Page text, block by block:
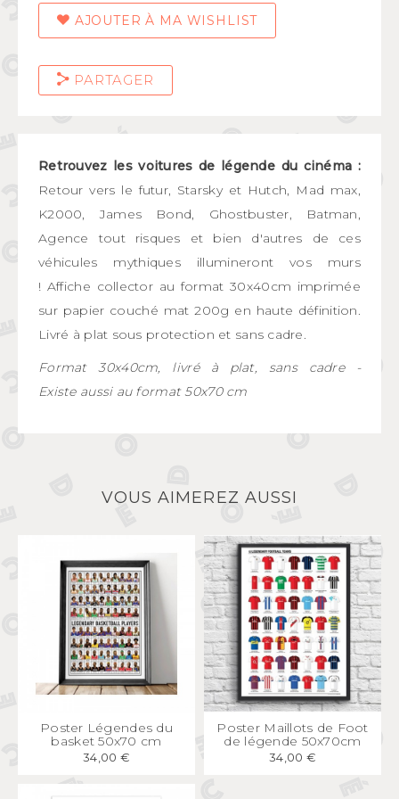
AJOUTER À MA WISHLIST
PARTAGER
Retrouvez les voitures de légende du cinéma :
Retour vers le futur, Starsky et Hutch, Mad max,
K2000, James Bond, Ghostbuster, Batman,
Agence tout risques et bien d'autres de ces
véhicules mythiques illumineront vos murs
! Affiche collector au format 30x40cm imprimée
sur papier couché mat 200g en haute définition.
Livré à plat sous protection et sans cadre.
Format 30x40cm, livré à plat, sans cadre -
Existe aussi au format 50x70 cm
VOUS AIMEREZ AUSSI
APERÇU RAPIDE
Poster Légendes du
basket 50x70 cm
34,00 €
APERÇU RAPIDE
Poster Maillots de Foot
de légende 50x70cm
34,00 €